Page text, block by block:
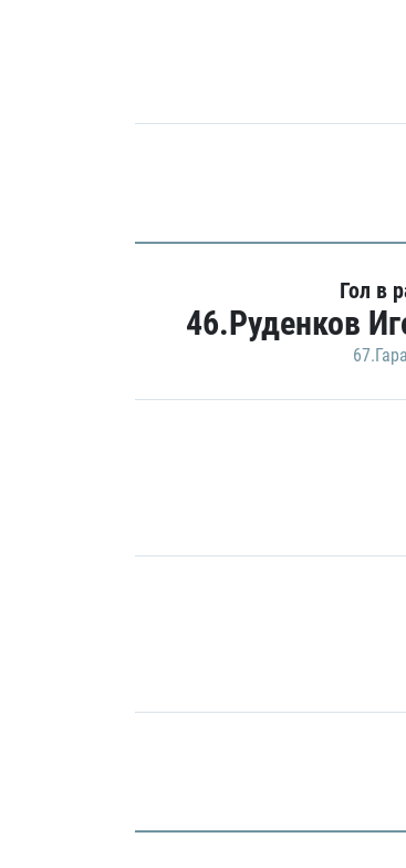
Гол в
46.Руденков